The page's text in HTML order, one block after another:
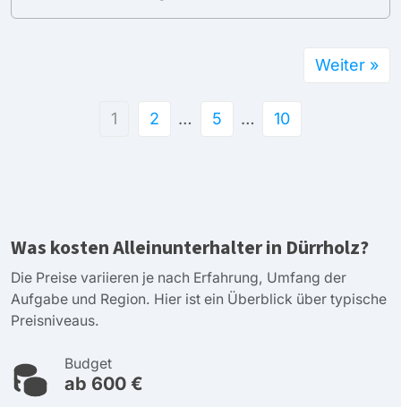
1 2 … 5 … 10
Weiter »
Was kosten Alleinunterhalter in Dürrholz?
Die Preise variieren je nach Erfahrung, Umfang der
Aufgabe und Region. Hier ist ein Überblick über typische
Preisniveaus.
Budget
ab 600 €